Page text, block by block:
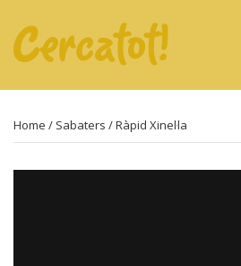
Home / Sabaters / Ràpid Xinel·la